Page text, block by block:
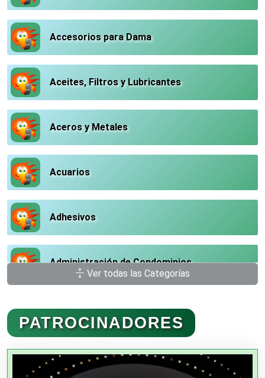
Accesorios para Dama
Aceites, Filtros y Lubricantes
Aceros y Metales
Acuarios
Adhesivos
Administración de Condominios
Administración de Empresas
Agencias Aduanales
Ver todas las Categorías
PATROCINADORES